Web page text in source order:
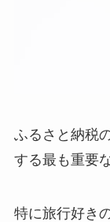
ふるさと納税
する最も重要
特に旅行好き